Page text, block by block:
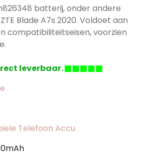
batterij, onder andere
Blade A7s 2020. Voldoet aan
compatibiliteitseisen, voorzien
leverbaar.
Telefoon Accu